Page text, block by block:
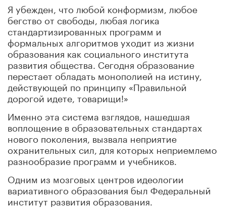
Я убежден, что любой конформизм, любое
бегство от свободы, любая логика
стандартизированных программ и
формальных алгоритмов уходит из жизни
образования как социального института
развития общества. Сегодня образование
перестает обладать монополией на истину,
действующей по принципу «Правильной
дорогой идете, товарищи!»
Именно эта система взглядов, нашедшая
воплощение в образовательных стандартах
нового поколения, вызвала неприятие
охранительных сил, для которых неприемлемо
разнообразие программ и учебников.
Одним из мозговых центров идеологии
вариативного образования был Федеральный
институт развития образования.